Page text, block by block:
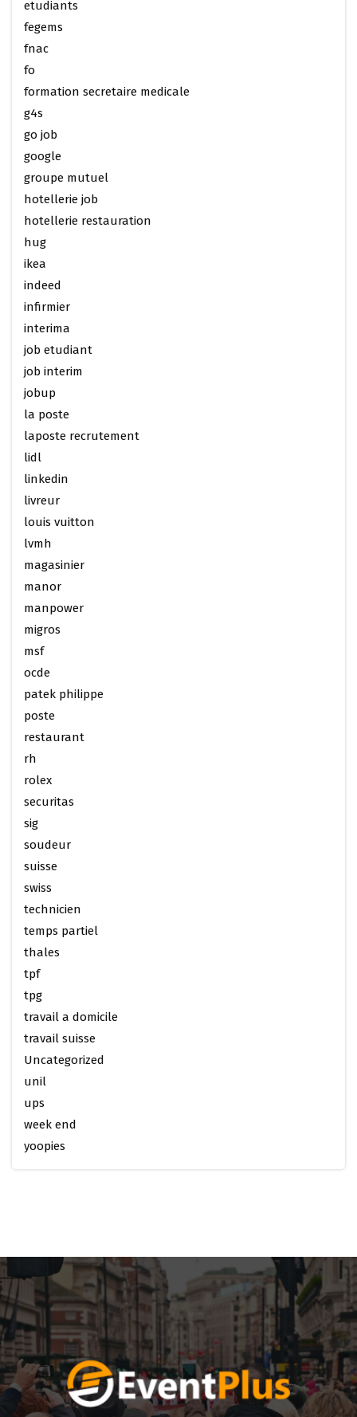
etudiants
fegems
fnac
fo
formation secretaire medicale
g4s
go job
google
groupe mutuel
hotellerie job
hotellerie restauration
hug
ikea
indeed
infirmier
interima
job etudiant
job interim
jobup
la poste
laposte recrutement
lidl
linkedin
livreur
louis vuitton
lvmh
magasinier
manor
manpower
migros
msf
ocde
patek philippe
poste
restaurant
rh
rolex
securitas
sig
soudeur
suisse
swiss
technicien
temps partiel
thales
tpf
tpg
travail a domicile
travail suisse
Uncategorized
unil
ups
week end
yoopies